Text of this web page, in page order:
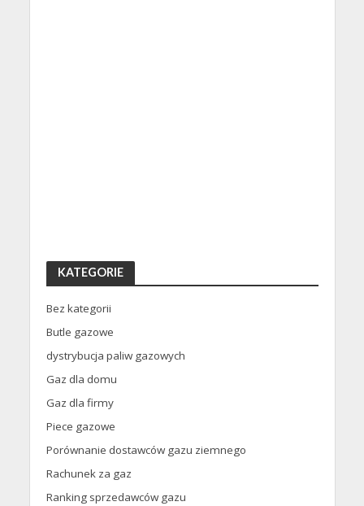
KATEGORIE
Bez kategorii
Butle gazowe
dystrybucja paliw gazowych
Gaz dla domu
Gaz dla firmy
Piece gazowe
Porównanie dostawców gazu ziemnego
Rachunek za gaz
Ranking sprzedawców gazu